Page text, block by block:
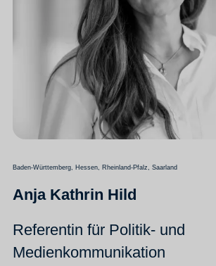
Baden-Württemberg, Hessen, Rheinland-Pfalz, Saarland
Anja Kathrin Hild
Referentin für Politik- und
Medienkommunikation